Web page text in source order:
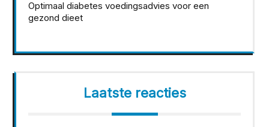
Optimaal diabetes voedingsadvies voor een
gezond dieet
Laatste reacties